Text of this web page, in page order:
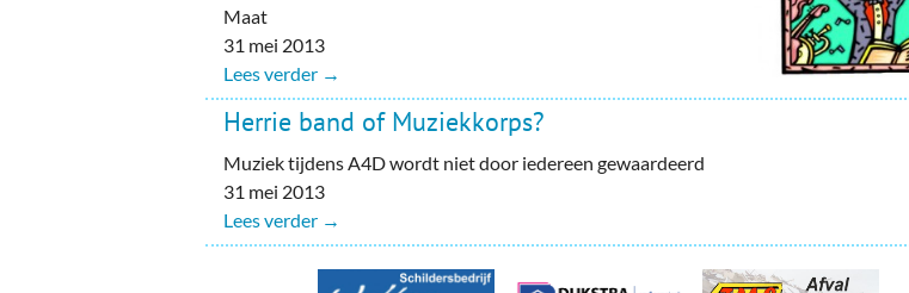
Zuidhorners
On-line bestellen in
Bedrijventerreinen
Maat
31 mei 2013
Lees verder →
Herrie band of Muziekkorps?
Muziek tijdens A4D wordt niet door iedereen gewaardeerd
31 mei 2013
Lees verder →